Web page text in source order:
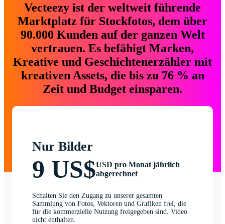
Vecteezy ist der weltweit führende
Marktplatz für Stockfotos, dem über
90.000 Kunden auf der ganzen Welt
vertrauen. Es befähigt Marken,
Kreative und Geschichtenerzähler mit
kreativen Assets, die bis zu 76 % an
Zeit und Budget einsparen.
Nur Bilder
9 US$USD pro Monat jährlich
abgerechnet
Schalten Sie den Zugang zu unserer gesamten
Sammlung von Fotos, Vektoren und Grafiken frei, die
für die kommerzielle Nutzung freigegeben sind. Video
nicht enthalten.